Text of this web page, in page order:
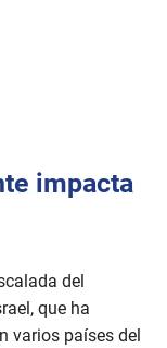
impacta
del
que ha
varios países del